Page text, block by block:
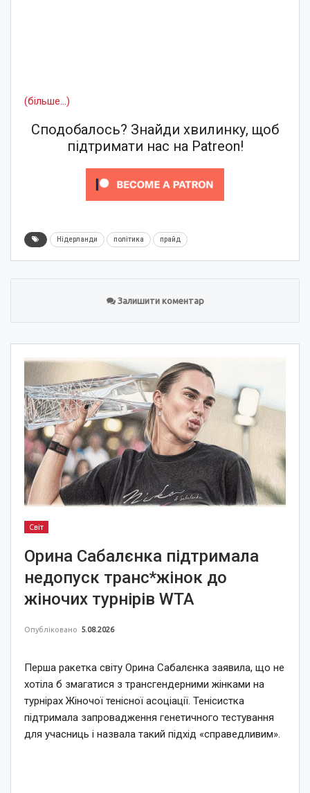
(більше…)
Сподобалось? Знайди хвилинку, щоб
підтримати нас на Patreon!
Нідерланди політика прайд
Залишити коментар
Світ
Орина Сабалєнка підтримала
недопуск транс*жінок до
жіночих турнірів WTA
Опубліковано 5.08.2026
Перша ракетка світу Орина Сабалєнка заявила, що не
хотіла б змагатися з трансгендерними жінками на
турнірах Жіночої тенісної асоціації. Тенісистка
підтримала запровадження генетичного тестування
для учасниць і назвала такий підхід «справедливим».